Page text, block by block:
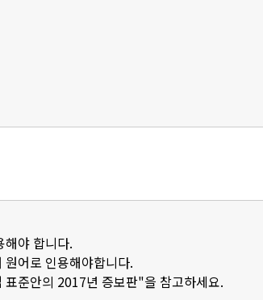
해야 합니다.
어로 인용해야합니다.
준안의 2017년 증보판"을 참고하세요.